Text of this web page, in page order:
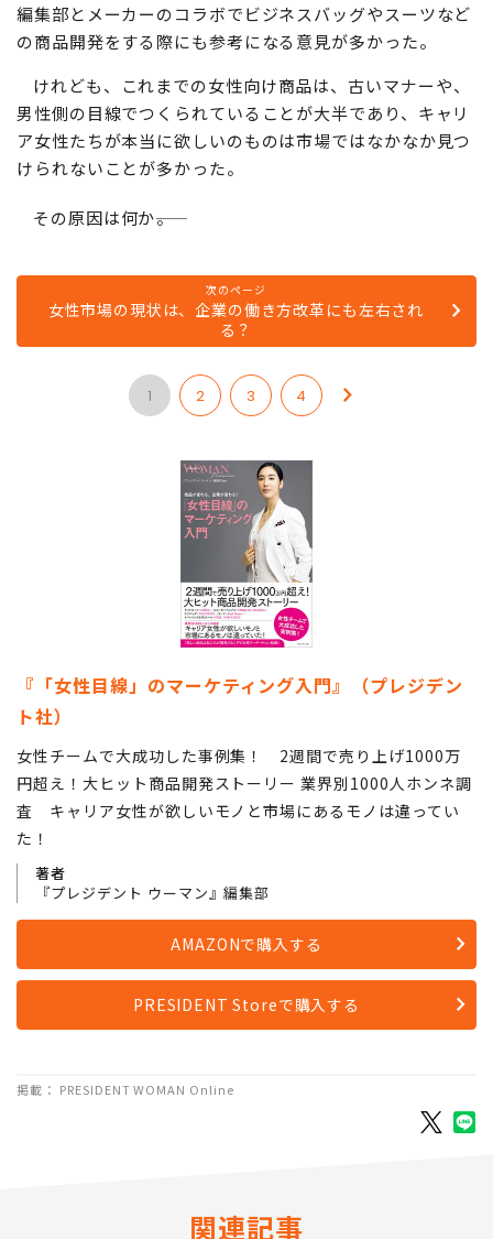
編集部とメーカーのコラボでビジネスバッグやスーツなど
の商品開発をする際にも参考になる意見が多かった。
けれども、これまでの女性向け商品は、古いマナーや、
男性側の目線でつくられていることが大半であり、キャリ
ア女性たちが本当に欲しいのものは市場ではなかなか見つ
けられないことが多かった。
その原因は何か――。
次のページ
女性市場の現状は、企業の働き方改革にも左右され
る？
1 2 3 4
『「女性目線」のマーケティング入門』（プレジデン
ト社）
女性チームで大成功した事例集！ 2週間で売り上げ1000万
円超え！大ヒット商品開発ストーリー 業界別1000人ホンネ調
査 キャリア女性が欲しいモノと市場にあるモノは違ってい
た！
著者
『プレジデント ウーマン』編集部
AMAZONで購入する
PRESIDENT Storeで購入する
掲載： PRESIDENT WOMAN Online
関連記事